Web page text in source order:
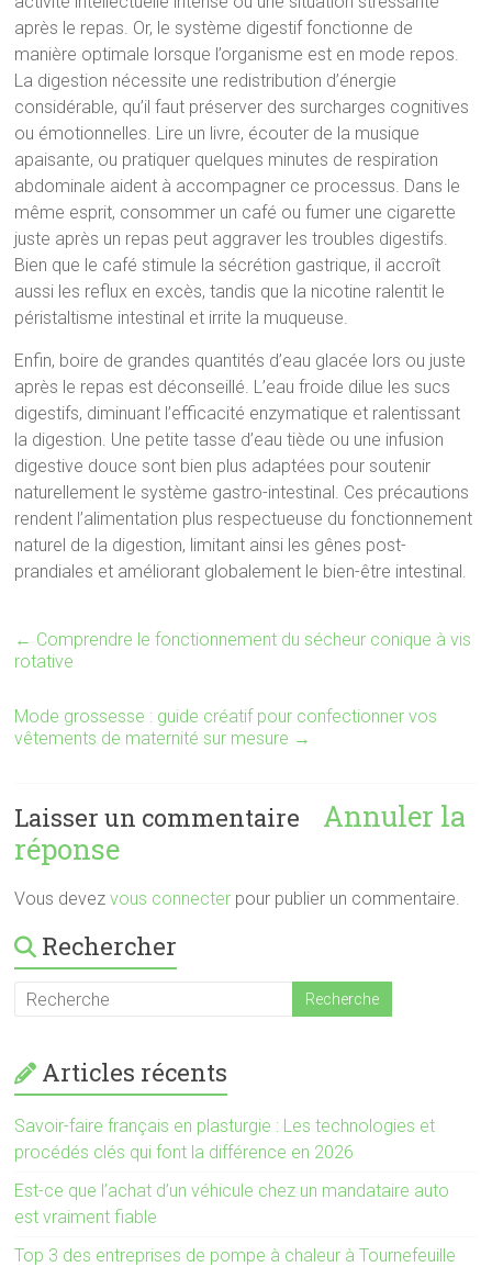
après le repas. Or, le système digestif fonctionne de
manière optimale lorsque l’organisme est en mode repos.
La digestion nécessite une redistribution d’énergie
considérable, qu’il faut préserver des surcharges cognitives
ou émotionnelles. Lire un livre, écouter de la musique
apaisante, ou pratiquer quelques minutes de respiration
abdominale aident à accompagner ce processus. Dans le
même esprit, consommer un café ou fumer une cigarette
juste après un repas peut aggraver les troubles digestifs.
Bien que le café stimule la sécrétion gastrique, il accroît
aussi les reflux en excès, tandis que la nicotine ralentit le
péristaltisme intestinal et irrite la muqueuse.
Enfin, boire de grandes quantités d’eau glacée lors ou juste
après le repas est déconseillé. L’eau froide dilue les sucs
digestifs, diminuant l’efficacité enzymatique et ralentissant
la digestion. Une petite tasse d’eau tiède ou une infusion
digestive douce sont bien plus adaptées pour soutenir
naturellement le système gastro-intestinal. Ces précautions
rendent l’alimentation plus respectueuse du fonctionnement
naturel de la digestion, limitant ainsi les gênes post-
prandiales et améliorant globalement le bien-être intestinal.
← Comprendre le fonctionnement du sécheur conique à vis
rotative
Mode grossesse : guide créatif pour confectionner vos
vêtements de maternité sur mesure →
Laisser un commentaire
Annuler la
réponse
Vous devezvous connecter pour publier un commentaire.
Rechercher
Articles récents
Savoir-faire français en plasturgie : Les technologies et
procédés clés qui font la différence en 2026
Est-ce que l’achat d’un véhicule chez un mandataire auto
est vraiment fiable
Top 3 des entreprises de pompe à chaleur à Tournefeuille